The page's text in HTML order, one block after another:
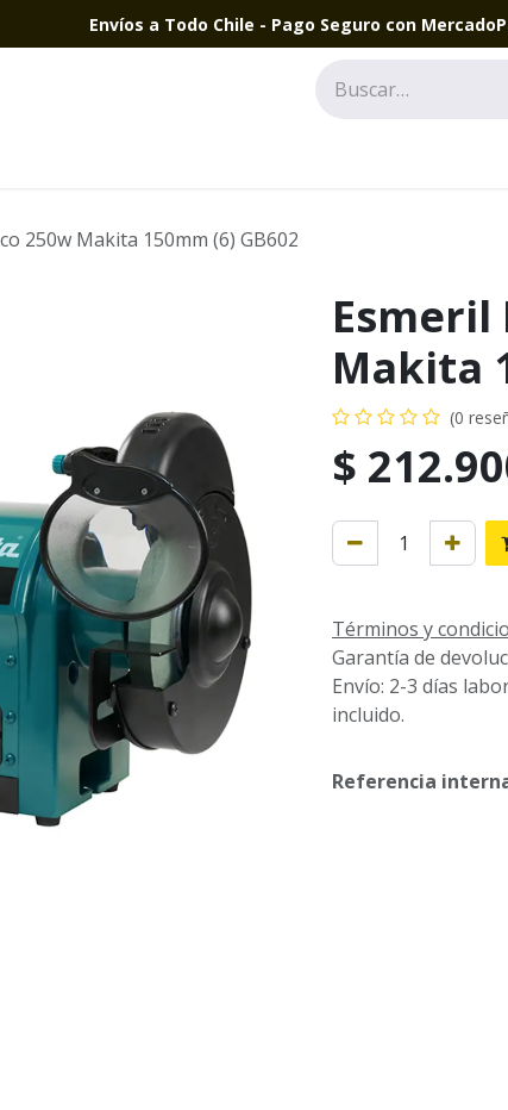
Envíos a Todo Chile - Pago Seguro con
250w Makita 150mm (6) GB602
Esmeril
Makita
(0
$
Términos y
Garantía de
Envío: 2-3 días
incluido.
Referencia